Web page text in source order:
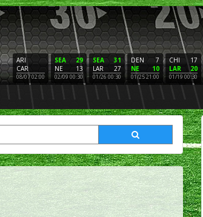
ARI
CAR
08/07 02:00
29
SEA
13
NE
02/09 00:30
31
SEA
27
LAR
01/26 00:30
7
DEN
10
NE
01/25 21:00
17
CHI
20
LAR
01/19 00:30